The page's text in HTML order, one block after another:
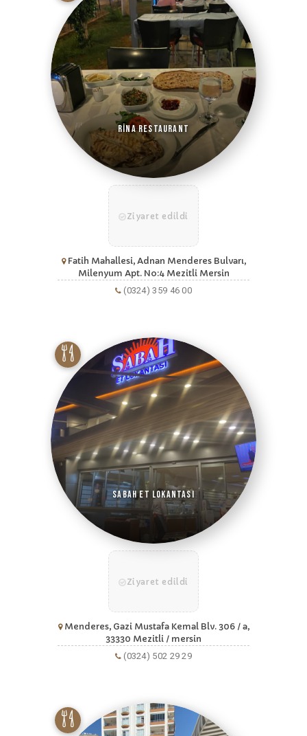
Rina Restaurant
Ziyaret edildi
Fatih Mahallesi, Adnan Menderes Bulvarı,
Milenyum Apt. No:4 Mezitli Mersin
(0324) 359 46 00
Sabah Et Lokantası
Ziyaret edildi
Menderes, Gazi Mustafa Kemal Blv. 306 / a,
33330 Mezitli / mersin
(0324) 502 29 29